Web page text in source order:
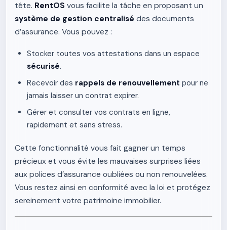
tête. RentOS vous facilite la tâche en proposant un
système de gestion centralisé des documents
d’assurance. Vous pouvez :
Stocker toutes vos attestations dans un espace
sécurisé.
Recevoir des rappels de renouvellement pour ne
jamais laisser un contrat expirer.
Gérer et consulter vos contrats en ligne,
rapidement et sans stress.
Cette fonctionnalité vous fait gagner un temps
précieux et vous évite les mauvaises surprises liées
aux polices d’assurance oubliées ou non renouvelées.
Vous restez ainsi en conformité avec la loi et protégez
sereinement votre patrimoine immobilier.